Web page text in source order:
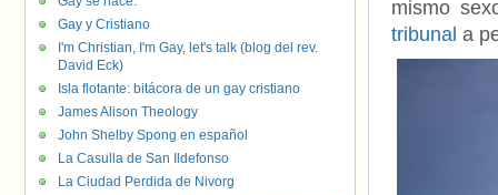
mismo
tribunal a
Gay y Cristiano
I'm Christian, I'm Gay, let's talk (blog del rev.
David Eck)
Isla flotante: bitácora de un gay cristiano
James Alison Theology
John Shelby Spong en español
La Casulla de San Ildefonso
La Ciudad Perdida de Nivorg